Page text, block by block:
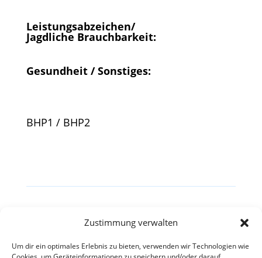
Zustimmung verwalten
Um dir ein optimales Erlebnis zu bieten, verwenden wir Technologien wie
Leistungsabzeichen/
Jagdliche Brauchbarkeit:
Gesundheit / Sonstiges:
BHP1 / BHP2
Besitzerin: